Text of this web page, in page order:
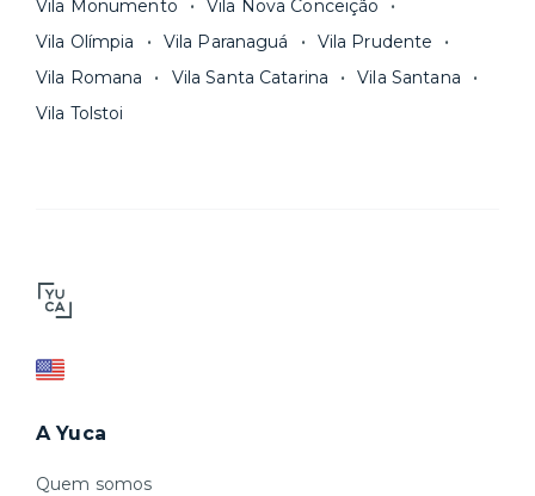
Vila Monumento
Vila Nova Conceição
Vila Olímpia
Vila Paranaguá
Vila Prudente
Vila Romana
Vila Santa Catarina
Vila Santana
Vila Tolstoi
A Yuca
Quem somos